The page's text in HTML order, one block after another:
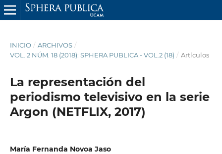
INICIO / ARCHIVOS /
VOL. 2 NÚM. 18 (2018): SPHERA PUBLICA - VOL.2 (18) / Artículos
La representación del
periodismo televisivo en la serie
Argon (NETFLIX, 2017)
María Fernanda Novoa Jaso